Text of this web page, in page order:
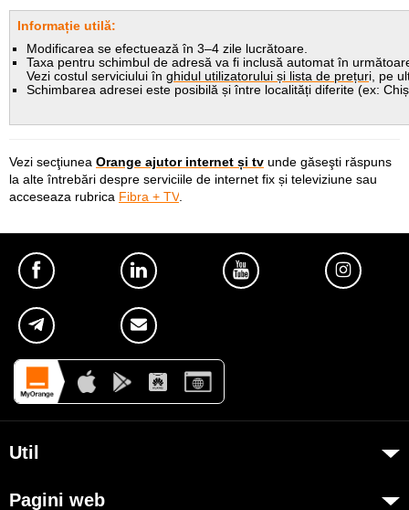
Informație utilă:
Modificarea se efectuează în 3–4 zile lucrătoare.
Taxa pentru schimbul de adresă va fi inclusă automat în
Vezi costul serviciului în ghidul utilizatorului și lista de prețuri, pe
Schimbarea adresei este posibilă și între localități diferite (ex:
Vezi secţiunea Orange ajutor internet și tv unde găseşti răspuns
la alte întrebări despre serviciile de internet fix și televiziune sau
acceseaza rubrica Fibra + TV
Util
Pagini web